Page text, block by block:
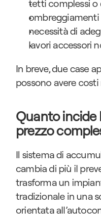
tetti complessi o
ombreggiamenti
necessità di
lavori accessori
In breve, due case
possono avere
Quanto incide
prezzo
Il sistema di
cambia di più il
trasforma un
tradizionale in una
orientata